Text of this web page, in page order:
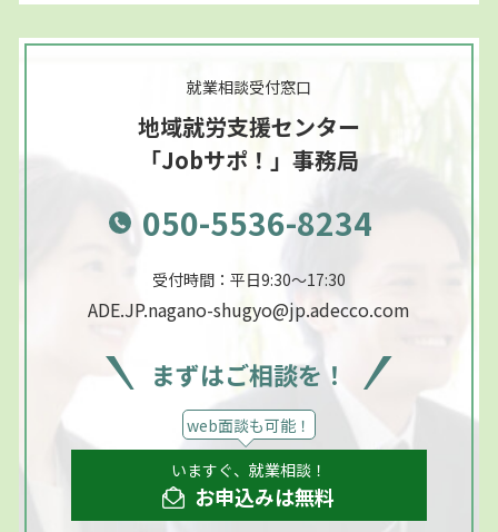
就業相談受付窓口
地域就労支援センター
「Jobサポ！」事務局
050-5536-8234
受付時間：平日9:30～17:30
ADE.JP.nagano-shugyo@jp.adecco.com
まずはご相談を！
web面談も可能！
いますぐ、就業相談！
お申込みは無料